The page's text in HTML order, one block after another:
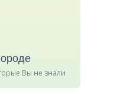
Вы не знали